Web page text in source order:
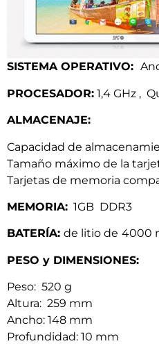
SISTEMA OPERATIVO:
PROCESADOR: 1,4 GHz ,
ALMACENAJE:
Capacidad de
Tamaño máximo de la
Tarjetas de memoria
MEMORIA: 1GB DDR3
BATERÍA: de litio de 4000
PESO y DIMENSIONES:
Peso: 520 g
Altura: 259 mm
Ancho: 148 mm
Profundidad: 10 mm